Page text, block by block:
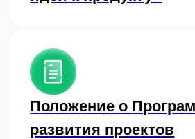
коллегиальных органах
Программы развития проектов
технологического лидерства «От
идеи к продукту»